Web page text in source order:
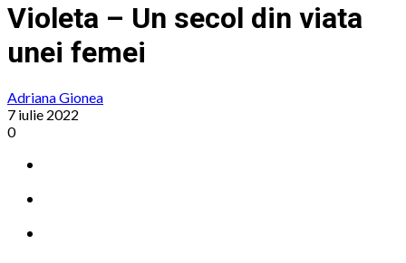
Violeta – Un secol din viata
unei femei
Adriana Gionea
7 iulie 2022
0